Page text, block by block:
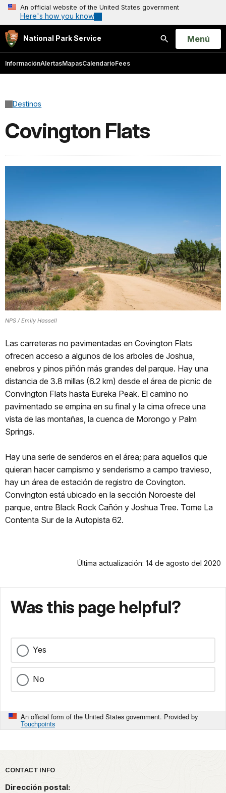
An official website of the United States government
Here's how you know
National Park Service
Buscar
Open
Menú
InformaciónAlertasMapasCalendarioFees
Destinos
Covington Flats
NPS / Emily Hassell
Las carreteras no pavimentadas en Covington Flats
ofrecen acceso a algunos de los arboles de Joshua,
enebros y pinos piñón más grandes del parque. Hay una
distancia de 3.8 millas (6.2 km) desde el área de picnic de
Convington Flats hasta Eureka Peak. El camino no
pavimentado se empina en su final y la cima ofrece una
vista de las montañas, la cuenca de Morongo y Palm
Springs.
Hay una serie de senderos en el área; para aquellos que
quieran hacer campismo y senderismo a campo travieso,
hay un área de estación de registro de Covington.
Convington está ubicado en la sección Noroeste del
parque, entre Black Rock Cañón y Joshua Tree. Tome La
Contenta Sur de la Autopista 62.
Última actualización: 14 de agosto del 2020
Was this page helpful?
Yes
No
An official form of the United States government. Provided by
Touchpoints
Park footer
CONTACT INFO
Dirección postal: